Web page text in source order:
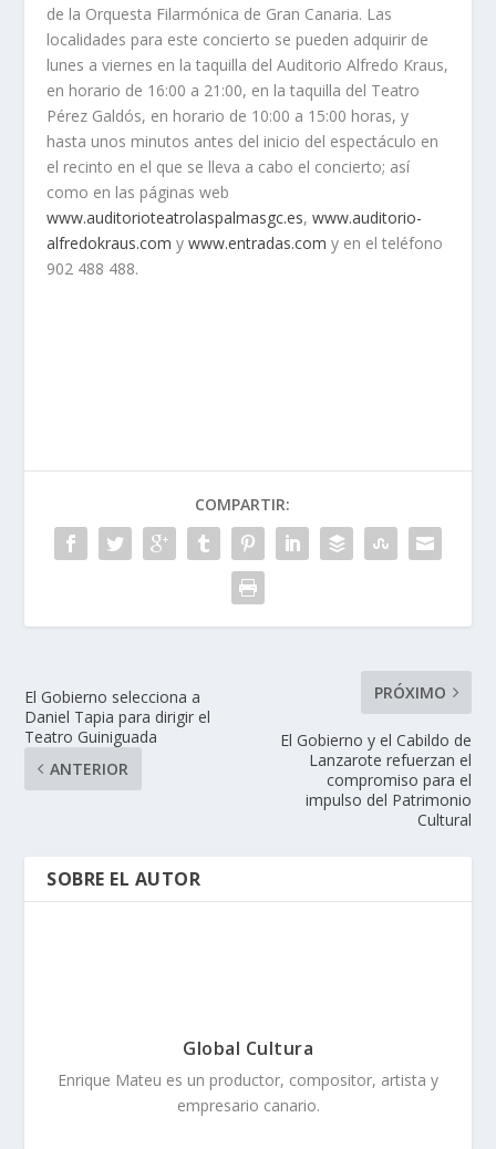
de la Orquesta Filarmónica de Gran Canaria. Las
localidades para este concierto se pueden adquirir de
lunes a viernes en la taquilla del Auditorio Alfredo Kraus,
en horario de 16:00 a 21:00, en la taquilla del Teatro
Pérez Galdós, en horario de 10:00 a 15:00 horas, y
hasta unos minutos antes del inicio del espectáculo en
el recinto en el que se lleva a cabo el concierto; así
como en las páginas web
www.auditorioteatrolaspalmasgc.es,www.auditorio-
alfredokraus.com ywww.entradas.com y en el teléfono
902 488 488.
COMPARTIR:
El Gobierno selecciona a
Daniel Tapia para dirigir el
Teatro Guiniguada
ANTERIOR
PRÓXIMO
El Gobierno y el Cabildo de
Lanzarote refuerzan el
compromiso para el
impulso del Patrimonio
Cultural
SOBRE EL AUTOR
Global Cultura
Enrique Mateu es un productor, compositor, artista y
empresario canario.